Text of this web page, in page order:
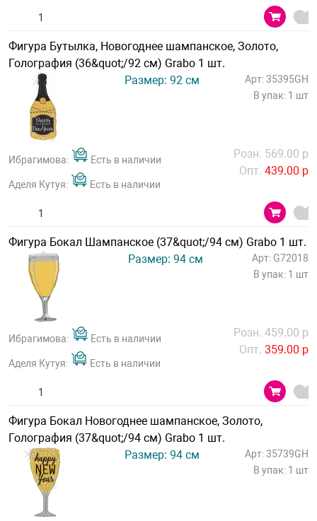
Фигура Бутылка, Новогоднее шампанское, Золото,
Голография (36&quot;/92 см) Grabo 1 шт.
Размер: 92 см
Арт: 35395GH
В упак: 1 шт
Ибрагимова: Есть в наличии
Аделя Кутуя: Есть в наличии
Розн. 569.00 р
Опт. 439.00 р
Фигура Бокал Шампанское (37&quot;/94 см) Grabo 1 шт.
Размер: 94 см
Арт: G72018
В упак: 1 шт
Ибрагимова: Есть в наличии
Аделя Кутуя: Есть в наличии
Розн. 459.00 р
Опт. 359.00 р
Фигура Бокал Новогоднее шампанское, Золото,
Голография (37&quot;/94 см) Grabo 1 шт.
Размер: 94 см
Арт: 35739GH
В упак: 1 шт